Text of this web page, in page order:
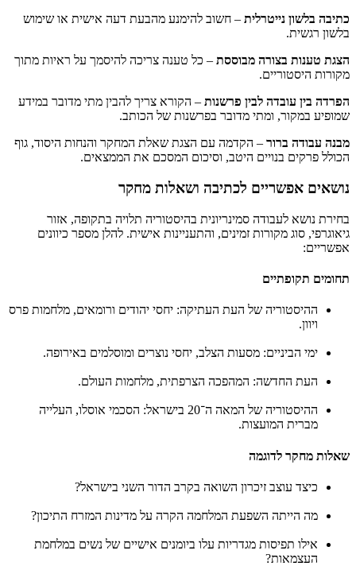
כתיבה בלשון נייטרלית – חשוב להימנע מהבעת דעה אישית או שימוש
בלשון רגשית.
הצגת טענות בצורה מבוססת – כל טענה צריכה להיסמך על ראיות מתוך
מקורות היסטוריים.
הפרדה בין עובדה לבין פרשנות – הקורא צריך להבין מתי מדובר במידע
שמופיע במקור, ומתי מדובר בפרשנות של הכותב.
מבנה עבודה ברור – הקדמה עם הצגת שאלת המחקר והנחות היסוד, גוף
הכולל פרקים בנויים היטב, וסיכום המסכם את הממצאים.
נושאים אפשריים לכתיבה ושאלות מחקר
בחירת נושא לעבודה סמינריונית בהיסטוריה תלויה בתקופה, אזור
גיאוגרפי, סוג מקורות זמינים, והתעניינות אישית. להלן מספר כיוונים
אפשריים:
תחומים תקופתיים
ההיסטוריה של העת העתיקה: יחסי יהודים ורומאים, מלחמות פרס
ויוון.
ימי הביניים: מסעות הצלב, יחסי נוצרים ומוסלמים באירופה.
העת החדשה: המהפכה הצרפתית, מלחמות העולם.
ההיסטוריה של המאה ה־20 בישראל: הסכמי אוסלו, העלייה
מברית המועצות.
שאלות מחקר לדוגמה
כיצד עוצב זיכרון השואה בקרב הדור השני בישראל?
מה הייתה השפעת המלחמה הקרה על מדינות המזרח התיכון?
אילו תפיסות מגדריות עלו ביומנים אישיים של נשים במלחמת
העצמאות?